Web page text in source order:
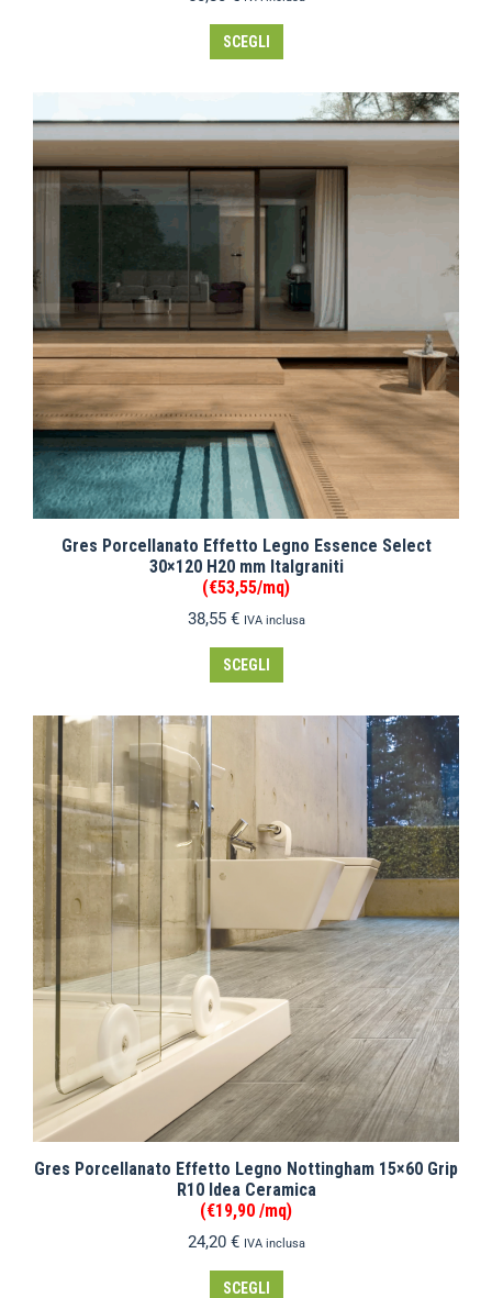
SCEGLI
Gres Porcellanato Effetto Legno Essence Select
30×120 H20 mm Italgraniti
(€53,55/mq)
38,55 € IVA inclusa
SCEGLI
Gres Porcellanato Effetto Legno Nottingham 15×60 Grip
R10 Idea Ceramica
(€19,90 /mq)
24,20 € IVA inclusa
SCEGLI